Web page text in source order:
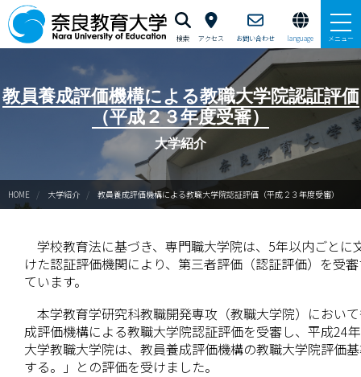
検索 アクセス お問い合わせ language メニュー
本学で学びたい方へ
在学生の方へ
卒業生・修了生の方、現職教員の方へ
自治体・企業の方へ
一般・地域の方へ
大学紹介
入試情報
教員養成評価機構による教職大学院認証評価
（平成２３年度受審）
大学紹介
HOME 大学紹介 教員養成評価機構による教職大学院認証評価（平成２３年度受審）
学校教育法に基づき、専門職大学院は、5年以内ごとに
けた認証評価機関により、第三者評価（認証評価）を受
ています。
本学教育学研究科教職開発専攻（教職大学院）におい
成評価機構による教職大学院認証評価を受審し、平成24
大学教職大学院は、教員養成評価機構の教職大学院評価
する。」との評価を受けました。